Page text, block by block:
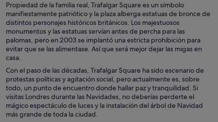
Propiedad de la familia real, Trafalgar Square es un símbolo
manifiestamente patriótico y la plaza alberga estatuas de bronce de
distintos personajes históricos británicos. Los majestuosos
monumentos y las estatuas servían antes de percha para las
palomas, pero en 2003 se implantó una estricta prohibición para
evitar que se las alimentase. Así que será mejor dejar las migas en
casa.
Con el paso de las décadas, Trafalgar Square ha sido escenario de
protestas políticas y agitación social, pero actualmente es, sobre
todo, un punto de encuentro donde hallar paz y tranquilidad. Si
visitas Londres durante las Navidades, no deberías perderte el
mágico espectáculo de luces y la instalación del árbol de Navidad
más grande de toda la ciudad.